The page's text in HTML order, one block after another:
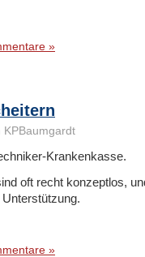
»
Krankenkasse.
oft recht konzeptlos,
»